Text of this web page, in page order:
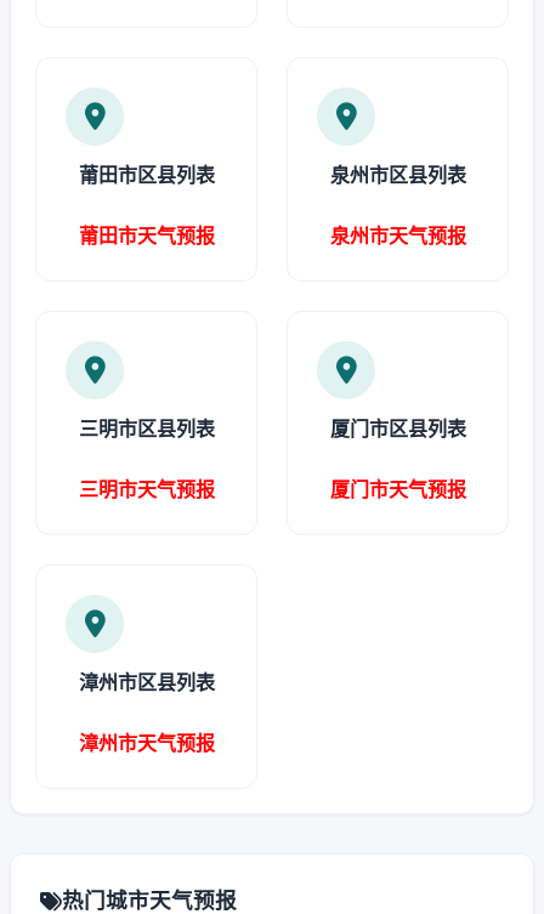
莆田市区县列表
莆田市天气预报
泉州市区县列表
泉州市天气预报
三明市区县列表
三明市天气预报
厦门市区县列表
厦门市天气预报
漳州市区县列表
漳州市天气预报
热门城市天气预报